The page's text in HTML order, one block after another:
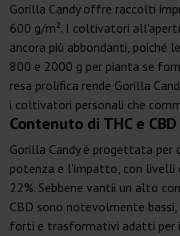
Gorilla Candy offre raccolti
600 g/m². I coltivatori
ancora più abbondanti, poiché
800 e 2000 g per pianta se
resa prolifica rende Gorilla
i coltivatori personali che
Contenuto di THC e
Gorilla Candy è progettata per
potenza e l'impatto, con livelli
22%. Sebbene vantii un alto
CBD sono notevolmente
forti e trasformativi adatti per